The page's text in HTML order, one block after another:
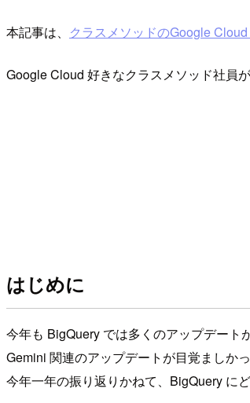
本記事は、 クラスメソッドのGoogle
Google Cloud 好きなクラスメソッド社員
はじめに
今年も BigQuery では多くのアップデート
Gemini 関連のアップデートが目覚ましか
今年一年の振り返りかねて、BigQuery に